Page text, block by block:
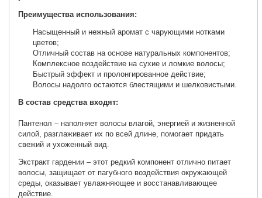
Преимущества использования:
Насыщенный и нежный аромат с чарующими нотками
цветов;
Отличный состав на основе натуральных компонентов;
Комплексное воздействие на сухие и ломкие волосы;
Быстрый эффект и пролонгированное действие;
Волосы надолго остаются блестящими и шелковистыми.
В состав средства входят:
Пантенол – наполняет волосы влагой, энергией и жизненной
силой, разглаживает их по всей длине, помогает придать
свежий и ухоженный вид.
Экстракт гардении – этот редкий компонент отлично питает
волосы, защищает от пагубного воздействия окружающей
среды, оказывает увлажняющее и восстанавливающее
действие.